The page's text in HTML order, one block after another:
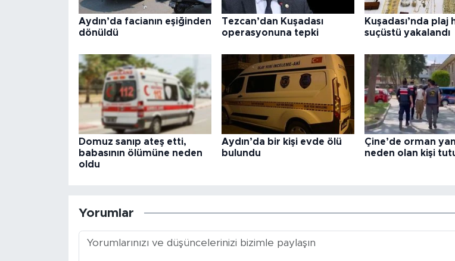
Aydın’da facianın eşiğinden
dönüldü
Tezcan’dan Kuşadası
operasyonuna tepki
Kuşadası’nda plaj
suçüstü yakalandı
Domuz sanıp ateş etti,
babasının ölümüne neden
oldu
Aydın’da bir kişi evde ölü
bulundu
Çine’de orman
neden olan kişi
Yorumlar